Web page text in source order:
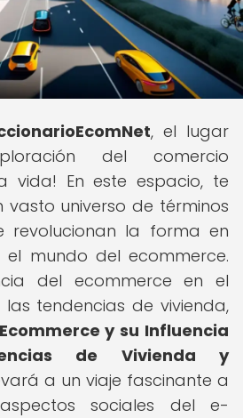
, el lugar
del comercio
vida! En este espacio, te
universo de términos
revolucionan la forma en
el mundo del ecommerce.
del ecommerce en el
tendencias de vivienda,
Ecommerce y su Influencia
de Vivienda y
a un viaje fascinante a
sociales del e-